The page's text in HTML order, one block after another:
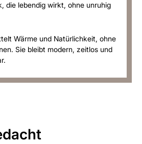
die lebendig wirkt, ohne unruhig
Wärme und Natürlichkeit, ohne
Sie bleibt modern, zeitlos und